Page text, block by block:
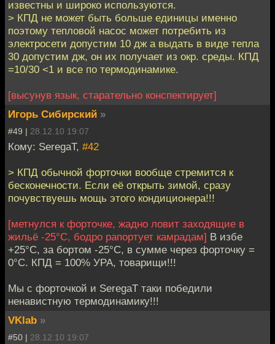
известны и широко используются.
> КПД не может быть больше единицы именно
поэтому тепловой насос может потребить из
электросети допустим 10 дж а выдать в виде тепла
30 допустим дж, он их получает из окр. среды. КПД
=10/30 <1 и все по термодинамике.
[высунув язык, старательно конспектирует]
Игорь Сибирский »
#49 | 28.12.10 19:07
Кому: SeregaT, #42
> КПД обычной форточки вообще стремится к
бесконечности. Если её открыть зимой, сразу
почувствуешь мощь этого кондиционера!!!
[метнулся к форточке, жадно ловит заходящие в
жильё -25°С, бодро рапортует камрадам] В избе
+25°С, за бортом -25°С, в сумме через форточку =
0°С. КПД = 100% УРА, товарищи!!!
Мы с форточкой и SeregaT таки победили
ненавистную термодинамику!!!
VKlab »
#50 | 28.12.10 19:07